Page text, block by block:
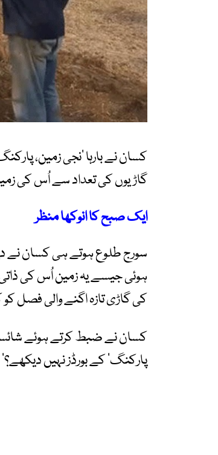
کسان نے بارہا ’نجی زمین،
گاڑیوں کی تعداد سے اُس کی
ایک صبح کا انوکھا منظر
سورج طلوع ہوتے ہی کسان نے
ہوئی جیسے یہ زمین اُس کی
کی گاڑی تازہ اگنے والی فصل
کسان نے ضبط کرتے ہوئے
پارکنگ‘ کے بورڈز نہیں دیکھے؟‘